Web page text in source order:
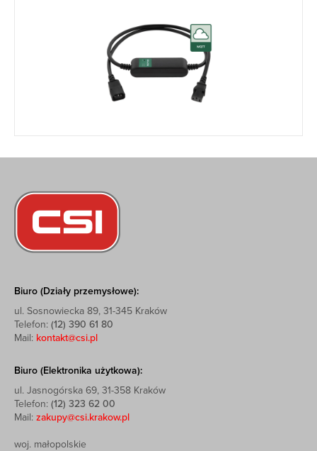
Biuro (Działy przemysłowe):
ul. Sosnowiecka 89, 31-345 Kraków
Telefon: (12) 390 61 80
Mail: kontakt@csi.pl
Biuro (Elektronika użytkowa):
ul. Jasnogórska 69, 31-358 Kraków
Telefon: (12) 323 62 00
Mail: zakupy@csi.krakow.pl
woj. małopolskie